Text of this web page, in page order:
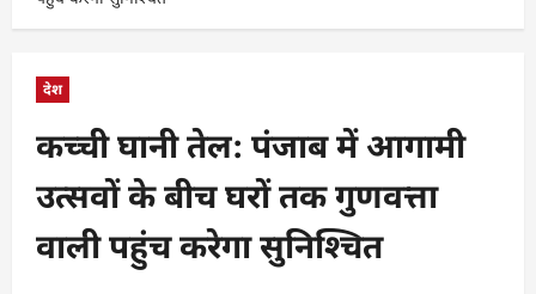
देश
कच्ची घानी तेल: पंजाब में आगामी
उत्सवों के बीच घरों तक गुणवत्ता
वाली पहुंच करेगा सुनिश्चित